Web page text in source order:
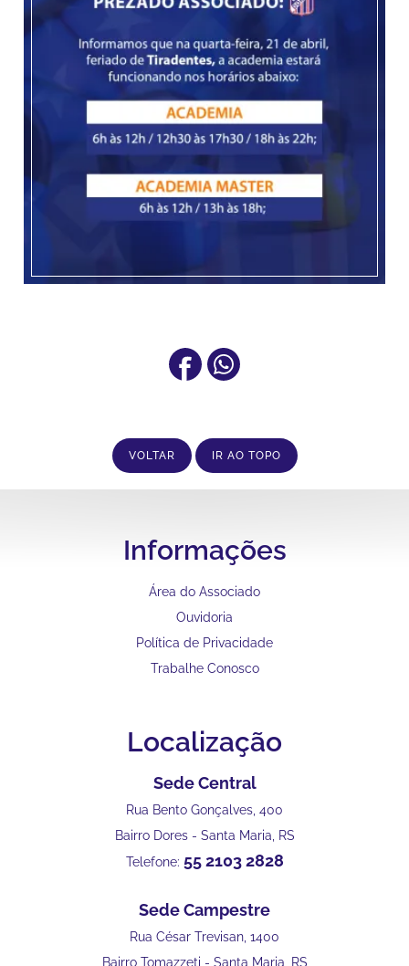
VOLTAR IR AO TOPO
Informações
Área do Associado
Ouvidoria
Política de Privacidade
Trabalhe Conosco
Localização
Sede Central
Rua Bento Gonçalves, 400
Bairro Dores - Santa Maria, RS
Telefone: 55 2103 2828
Sede Campestre
Rua César Trevisan, 1400
Bairro Tomazzeti - Santa Maria, RS